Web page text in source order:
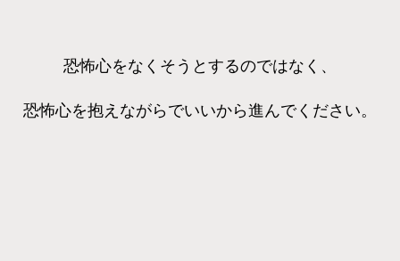
恐怖心をなくそうとするのではなく、
恐怖心を抱えながらでいいから進んでください。